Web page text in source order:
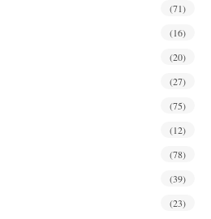
(71)
(16)
(20)
(27)
(75)
(12)
(78)
(39)
(23)